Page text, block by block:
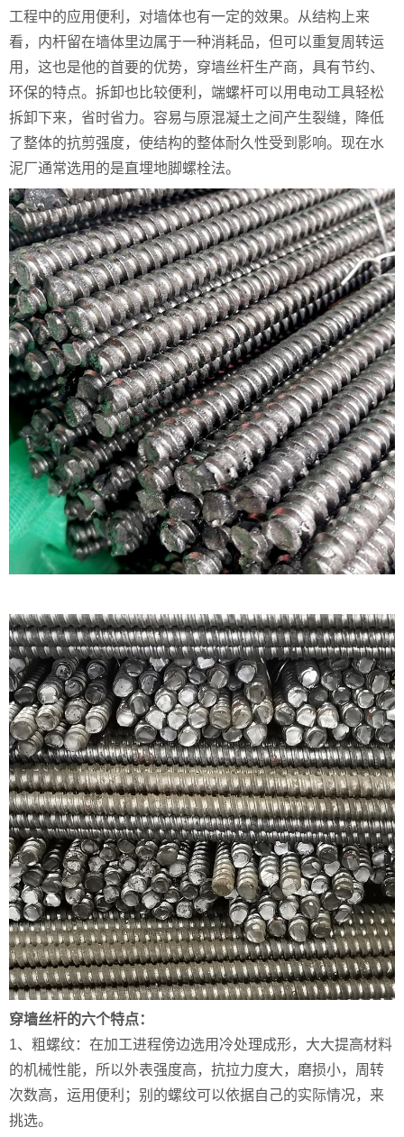
工程中的应用便利，对墙体也有一定的效果。从结构上来
看，内杆留在墙体里边属于一种消耗品，但可以重复周转运
用，这也是他的首要的优势，穿墙丝杆生产商，具有节约、
环保的特点。拆卸也比较便利，端螺杆可以用电动工具轻松
拆卸下来，省时省力。容易与原混凝土之间产生裂缝，降低
了整体的抗剪强度，使结构的整体耐久性受到影响。现在水
泥厂通常选用的是直埋地脚螺栓法。
穿墙丝杆的六个特点：
1、粗螺纹：在加工进程傍边选用冷处理成形，大大提高材料
的机械性能，所以外表强度高，抗拉力度大，磨损小，周转
次数高，运用便利；别的螺纹可以依据自己的实际情况，来
挑选。